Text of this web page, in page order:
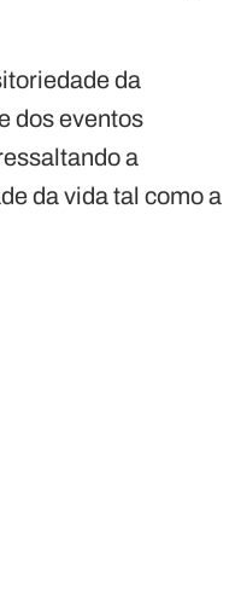
da
dos eventos
a
da vida tal como a